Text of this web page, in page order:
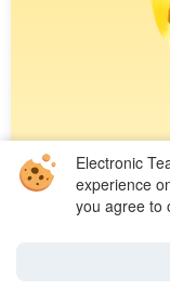
Version
Electronic
experience
you agree to